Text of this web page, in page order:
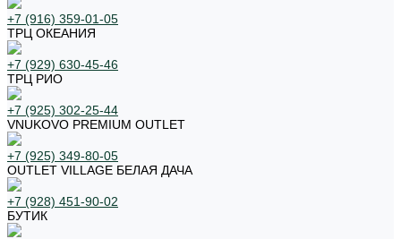
+7 (916) 359-01-05
ТРЦ ОКЕАНИЯ
+7 (929) 630-45-46
ТРЦ РИО
+7 (925) 302-25-44
VNUKOVO PREMIUM OUTLET
+7 (925) 349-80-05
OUTLET VILLAGE БЕЛАЯ ДАЧА
+7 (928) 451-90-02
БУТИК